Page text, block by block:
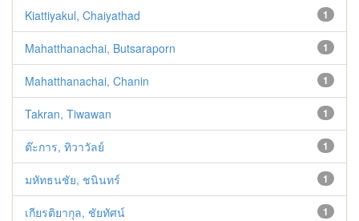
1
Kiattiyakul, Chaiyathad
1
Mahatthanachai, Butsaraporn
1
Mahatthanachai, Chanin
1
Takran, Tiwawan
1
ต๊ะการ, ทิวาวัลย์
1
มหัทธนชัย, ชนินทร์
1
เกียรติยากุล, ชัยทัศน์